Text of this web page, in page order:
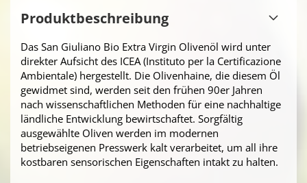
Produktbeschreibung
Das San Giuliano Bio Extra Virgin Olivenöl wird unter
direkter Aufsicht des ICEA (Instituto per la Certificazione
Ambientale) hergestellt. Die Olivenhaine, die diesem Öl
gewidmet sind, werden seit den frühen 90er Jahren
nach wissenschaftlichen Methoden für eine nachhaltige
ländliche Entwicklung bewirtschaftet. Sorgfältig
ausgewählte Oliven werden im modernen
betriebseigenen Presswerk kalt verarbeitet, um all ihre
kostbaren sensorischen Eigenschaften intakt zu halten.